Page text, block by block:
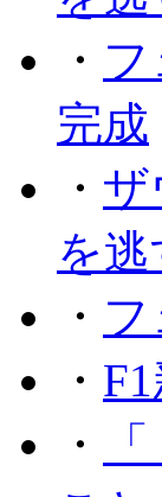
・
完成
・ ザ
を逃
・
・
・